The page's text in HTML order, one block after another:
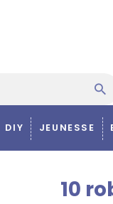
DIY JEUNESSE
10